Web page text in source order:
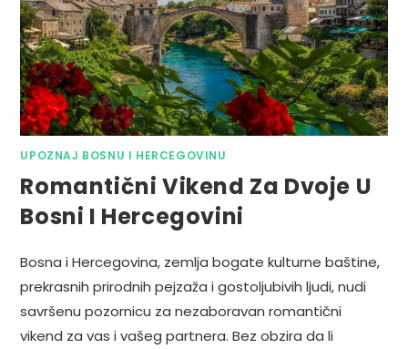
UPOZNAJ BOSNU I HERCEGOVINU
Romantični Vikend Za Dvoje U
Bosni I Hercegovini
Bosna i Hercegovina, zemlja bogate kulturne baštine,
prekrasnih prirodnih pejzaža i gostoljubivih ljudi, nudi
savršenu pozornicu za nezaboravan romantični
vikend za vas i vašeg partnera. Bez obzira da li